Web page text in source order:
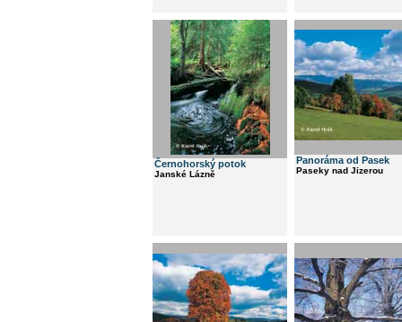
Černohorský potok
Janské Lázně
Panoráma od Pasek
Paseky nad Jizerou